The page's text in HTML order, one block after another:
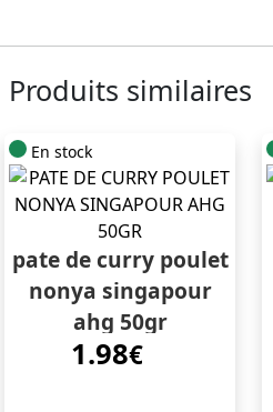
Produits similaires
En stock
pate de curry poulet
nonya singapour
ahg 50gr
1.98€